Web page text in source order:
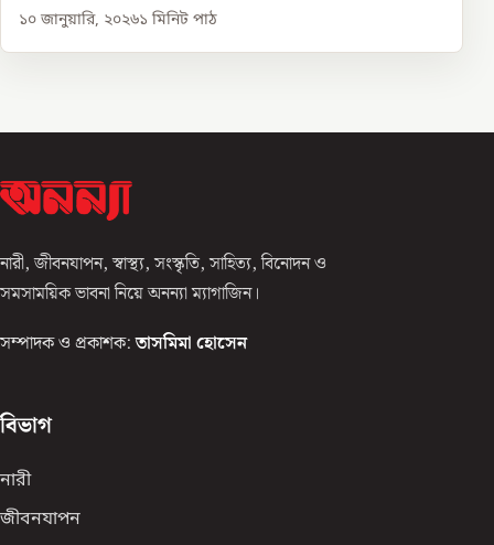
১০ জানুয়ারি, ২০২৬১ মিনিট পাঠ
নারী, জীবনযাপন, স্বাস্থ্য, সংস্কৃতি, সাহিত্য, বিনোদন ও
সমসাময়িক ভাবনা নিয়ে অনন্যা ম্যাগাজিন।
সম্পাদক ও প্রকাশক: তাসমিমা হোসেন
বিভাগ
নারী
জীবনযাপন